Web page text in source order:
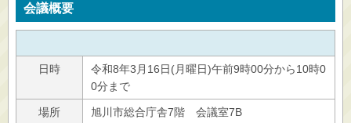
会議概要
日時
令和8年3月16日(月曜日)午前9時00分から10時0
0分まで
場所 旭川市総合庁舎7階 会議室7B